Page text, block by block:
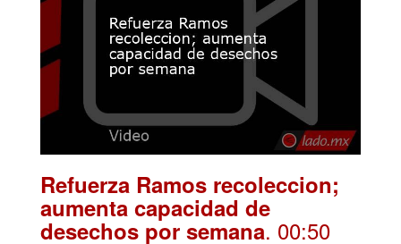
Refuerza Ramos recoleccion;
aumenta capacidad de
desechos por semana. 00:50